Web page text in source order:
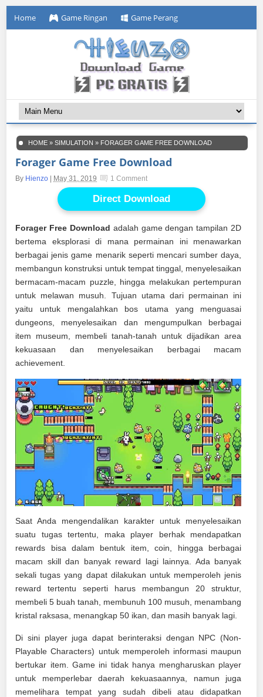
Home Game Ringan Game Perang
HOME »SIMULATION » FORAGER GAME FREE DOWNLOAD
Forager Game Free Download
By Hienzo May 31, 2019 1 Comment
Direct Download
Forager Free Download adalah game dengan tampilan 2D
bertema eksplorasi di mana permainan ini menawarkan
berbagai jenis game menarik seperti mencari sumber daya,
membangun konstruksi untuk tempat tinggal, menyelesaikan
bermacam-macam puzzle, hingga melakukan pertempuran
untuk melawan musuh. Tujuan utama dari permainan ini
yaitu untuk mengalahkan bos utama yang menguasai
dungeons, menyelesaikan dan mengumpulkan berbagai
item museum, membeli tanah-tanah untuk dijadikan area
kekuasaan dan menyelesaikan berbagai macam
achievement.
Saat Anda mengendalikan karakter untuk menyelesaikan
suatu tugas tertentu, maka player berhak mendapatkan
rewards bisa dalam bentuk item, coin, hingga berbagai
macam skill dan banyak reward lagi lainnya. Ada banyak
sekali tugas yang dapat dilakukan untuk memperoleh jenis
reward tertentu seperti harus membangun 20 struktur,
membeli 5 buah tanah, membunuh 100 musuh, menambang
kristal raksasa, menangkap 50 ikan, dan masih banyak lagi.
Di sini player juga dapat berinteraksi dengan NPC (Non-
Playable Characters) untuk memperoleh informasi maupun
bertukar item. Game ini tidak hanya mengharuskan player
untuk memperlebar daerah kekuasaannya, namun juga
memelihara tempat yang sudah dibeli atau didapatkan